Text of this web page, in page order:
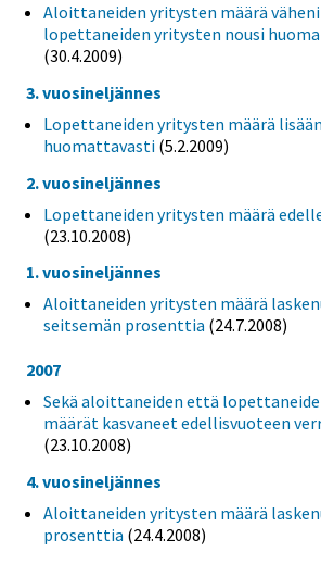
Aloittaneiden yritysten määrä
lopettaneiden yritysten nousi
(30.4.2009)
3. vuosineljännes
Lopettaneiden yritysten määrä
huomattavasti (5.2.2009)
2. vuosineljännes
Lopettaneiden yritysten määrä
(23.10.2008)
1. vuosineljännes
Aloittaneiden yritysten määrä
seitsemän prosenttia (24.7.2008)
2007
Sekä aloittaneiden että
määrät kasvaneet edellisvuoteen
(23.10.2008)
4. vuosineljännes
Aloittaneiden yritysten määrä
prosenttia (24.4.2008)